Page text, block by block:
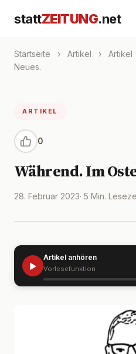
stattZEITUNG.net
Startseite › Artikel › Artikel
Neues.
ARTIKEL
0
Während. Im
28. Februar 2023· 5 Min.
▶
Artikel anhören
Vorlesefunktion